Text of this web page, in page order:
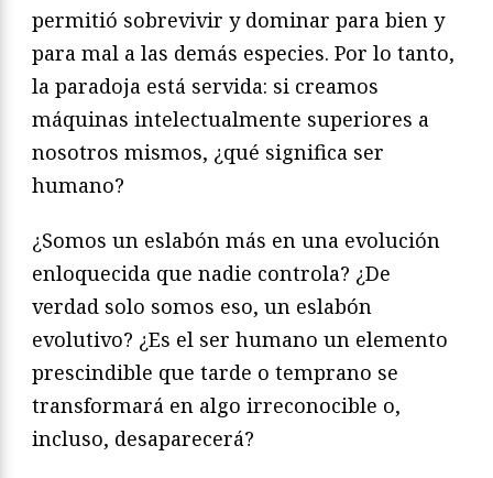
permitió sobrevivir y dominar para bien y
para mal a las demás especies. Por lo tanto,
la paradoja está servida: si creamos
máquinas intelectualmente superiores a
nosotros mismos, ¿qué significa ser
humano?
¿Somos un eslabón más en una evolución
enloquecida que nadie controla? ¿De
verdad solo somos eso, un eslabón
evolutivo? ¿Es el ser humano un elemento
prescindible que tarde o temprano se
transformará en algo irreconocible o,
incluso, desaparecerá?